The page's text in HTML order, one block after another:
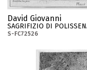
David Giovanni
SAGRIFIZIO DI
S-FC72526